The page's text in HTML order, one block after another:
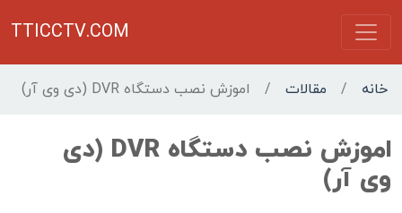
TTICCTV.COM
خانه / مقالات / اموزش نصب دستگاه DVR (دی وی آر)
اموزش نصب دستگاه DVR (دی
وی آر)